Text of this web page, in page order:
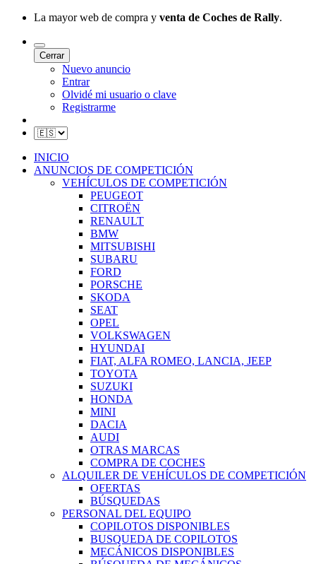
La mayor web de compra y venta de Coches de Rally.
Cerrar
Nuevo anuncio
Entrar
Olvidé mi usuario o clave
Registrarme
INICIO
ANUNCIOS DE COMPETICIÓN
VEHÍCULOS DE COMPETICIÓN
PEUGEOT
CITROËN
RENAULT
BMW
MITSUBISHI
SUBARU
FORD
PORSCHE
SKODA
SEAT
OPEL
VOLKSWAGEN
HYUNDAI
FIAT, ALFA ROMEO, LANCIA, JEEP
TOYOTA
SUZUKI
HONDA
MINI
DACIA
AUDI
OTRAS MARCAS
COMPRA DE COCHES
ALQUILER DE VEHÍCULOS DE COMPETICIÓN
OFERTAS
BÚSQUEDAS
PERSONAL DEL EQUIPO
COPILOTOS DISPONIBLES
BUSQUEDA DE COPILOTOS
MECÁNICOS DISPONIBLES